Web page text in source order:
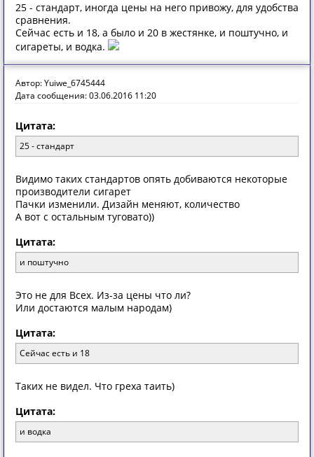
25 - стандарт, иногда цены на него привожу, для удобства
сравнения.
Сейчас есть и 18, а было и 20 в жестянке, и поштучно, и
сигареты, и водка.
Автор: Yuiwe_6745444
Дата сообщения: 03.06.2016 11:20
Цитата:
25 - стандарт
Видимо таких стандартов опять добиваются некоторые
производители сигарет
Пачки изменили. Дизайн меняют, количество
А вот с остальным туговато))
Цитата:
и поштучно
Это не для Всех. Из-за цены что ли?
Или достаются малым народам)
Цитата:
Сейчас есть и 18
Таких не видел. Что греха таить)
Цитата:
и водка